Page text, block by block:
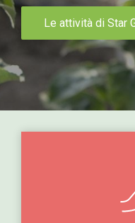
Le attività di Star